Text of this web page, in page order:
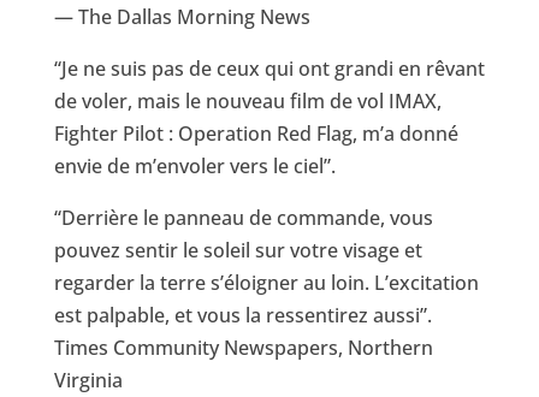
— The Dallas Morning News
“Je ne suis pas de ceux qui ont grandi en rêvant
de voler, mais le nouveau film de vol IMAX,
Fighter Pilot : Operation Red Flag, m’a donné
envie de m’envoler vers le ciel”.
“Derrière le panneau de commande, vous
pouvez sentir le soleil sur votre visage et
regarder la terre s’éloigner au loin. L’excitation
est palpable, et vous la ressentirez aussi”.
Times Community Newspapers, Northern
Virginia